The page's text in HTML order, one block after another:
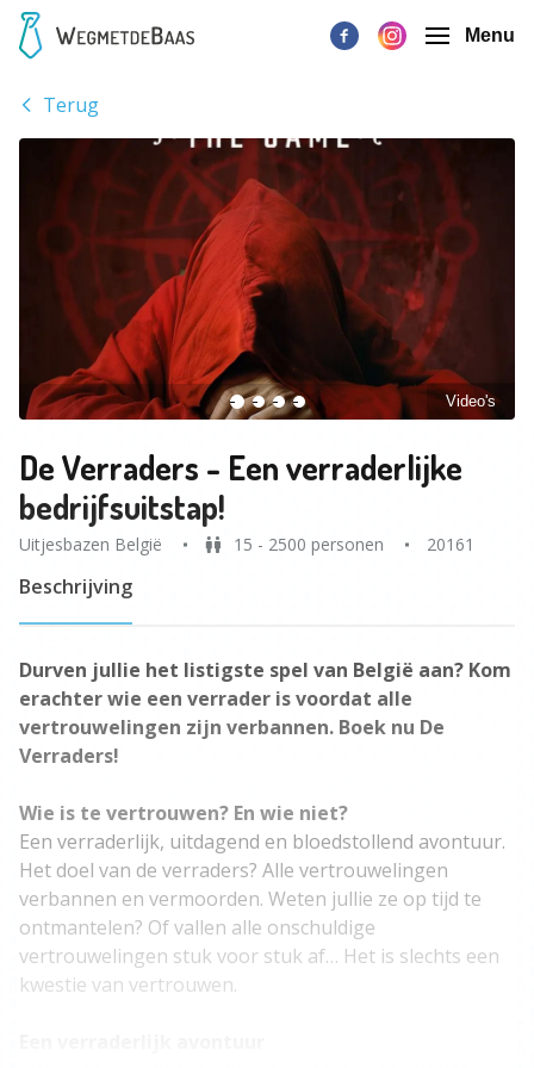
Menu
Terug
Video's
De Verraders - Een verraderlijke
bedrijfsuitstap!
Uitjesbazen België 15 - 2500 personen 20161
Beschrijving
Durven jullie het listigste spel van België aan? Kom
erachter wie een verrader is voordat alle
vertrouwelingen zijn verbannen. Boek nu De
Verraders!
Wie is te vertrouwen? En wie niet?
Een verraderlijk, uitdagend en bloedstollend avontuur.
Het doel van de verraders? Alle vertrouwelingen
verbannen en vermoorden. Weten jullie ze op tijd te
ontmantelen? Of vallen alle onschuldige
vertrouwelingen stuk voor stuk af… Het is slechts een
kwestie van vertrouwen.